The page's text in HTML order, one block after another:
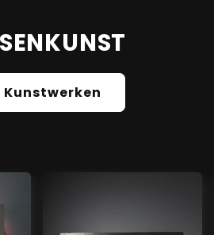
Kunstwerken